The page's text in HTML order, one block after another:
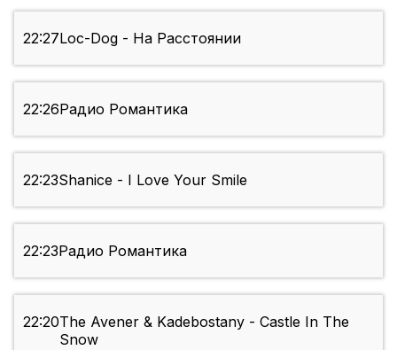
22:27Loc-Dog - На Расстоянии
22:26Радио Романтика
22:23Shanice - I Love Your Smile
22:23Радио Романтика
22:20The Avener & Kadebostany - Castle In The
Snow